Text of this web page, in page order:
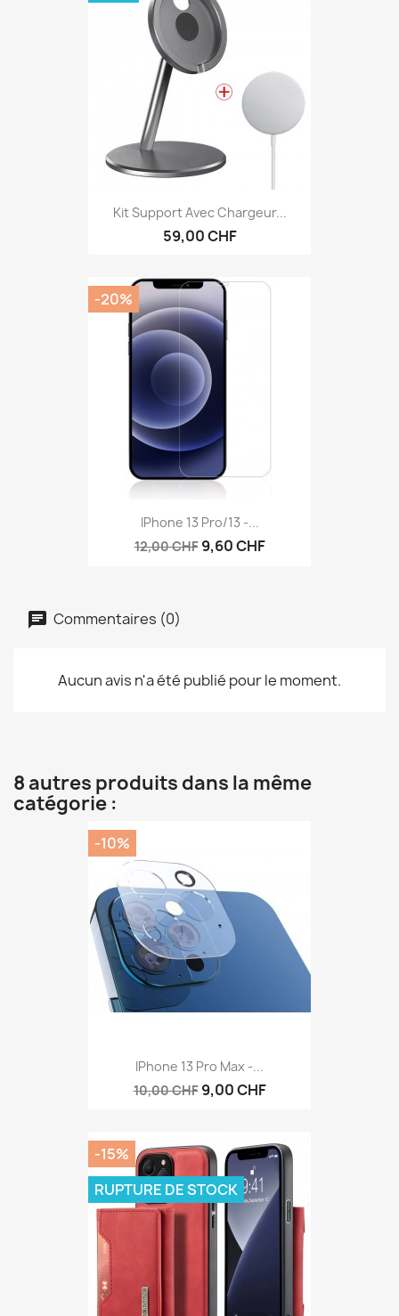
Kit Support Avec Chargeur...
59,00 CHF
IPhone 13 Pro/13 -...
12,00 CHF 9,60 CHF
-20%
Commentaires (0)
Aucun avis n'a été publié pour le moment.
8 autres produits dans la même
catégorie :
IPhone 13 Pro Max -...
10,00 CHF 9,00 CHF
-10%
-15%
RUPTURE DE STOCK